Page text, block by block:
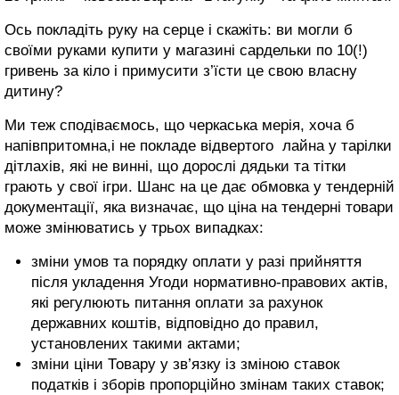
Ось покладіть руку на серце і скажіть: ви могли б
своїми руками купити у магазині сардельки по 10(!)
гривень за кіло і примусити з’їсти це свою власну
дитину?
Ми теж сподіваємось, що черкаська мерія, хоча б
напівпритомна,і не покладе відвертого лайна у тарілки
дітлахів, які не винні, що дорослі дядьки та тітки
грають у свої ігри. Шанс на це дає обмовка у тендерній
документації, яка визначає, що ціна на тендерні товари
може змінюватись у трьох випадках:
зміни умов та порядку оплати у разі прийняття
після укладення Угоди нормативно-правових актів,
які регулюють питання оплати за рахунок
державних коштів, відповідно до правил,
установлених такими актами;
зміни ціни Товару у зв’язку із зміною ставок
податків і зборів пропорційно змінам таких ставок;